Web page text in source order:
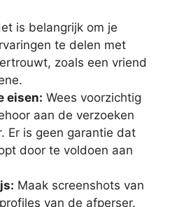
is belangrijk om je
te delen met
zoals een vriend
eisen: Wees voorzichtig
aan de verzoeken
Er is geen garantie dat
door te voldoen aan
Maak screenshots van
van de afperser.